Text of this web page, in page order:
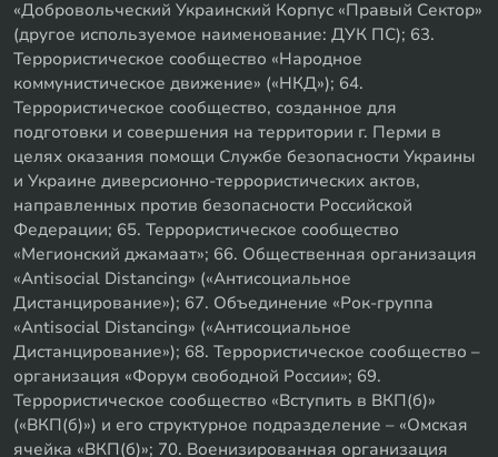
«Добровольческий Украинский Корпус «Правый Сектор»
(другое используемое наименование: ДУК ПС); 63.
Террористическое сообщество «Народное
коммунистическое движение» («НКД»); 64.
Террористическое сообщество, созданное для
подготовки и совершения на территории г. Перми в
целях оказания помощи Службе безопасности Украины
и Украине диверсионно-террористических актов,
направленных против безопасности Российской
Федерации; 65. Террористическое сообщество
«Мегионский джамаат»; 66. Общественная организация
«Antisocial Distancing» («Антисоциальное
Дистанцирование»); 67. Объединение «Рок-группа
«Antisocial Distancing» («Антисоциальное
Дистанцирование»); 68. Террористическое сообщество –
организация «Форум свободной России»; 69.
Террористическое сообщество «Вступить в ВКП(б)»
(«ВКП(б)») и его структурное подразделение – «Омская
ячейка «ВКП(б)»; 70. Военизированная организация